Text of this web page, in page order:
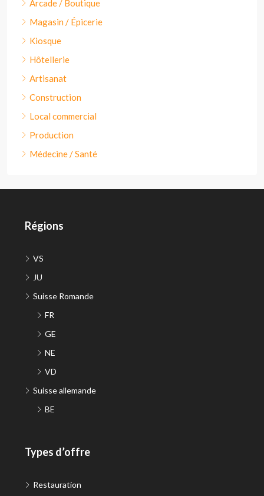
Arcade / Boutique
Magasin / Épicerie
Kiosque
Hôtellerie
Artisanat
Construction
Local commercial
Production
Médecine / Santé
Régions
VS
JU
Suisse Romande
FR
GE
NE
VD
Suisse allemande
BE
Types d’offre
Restauration